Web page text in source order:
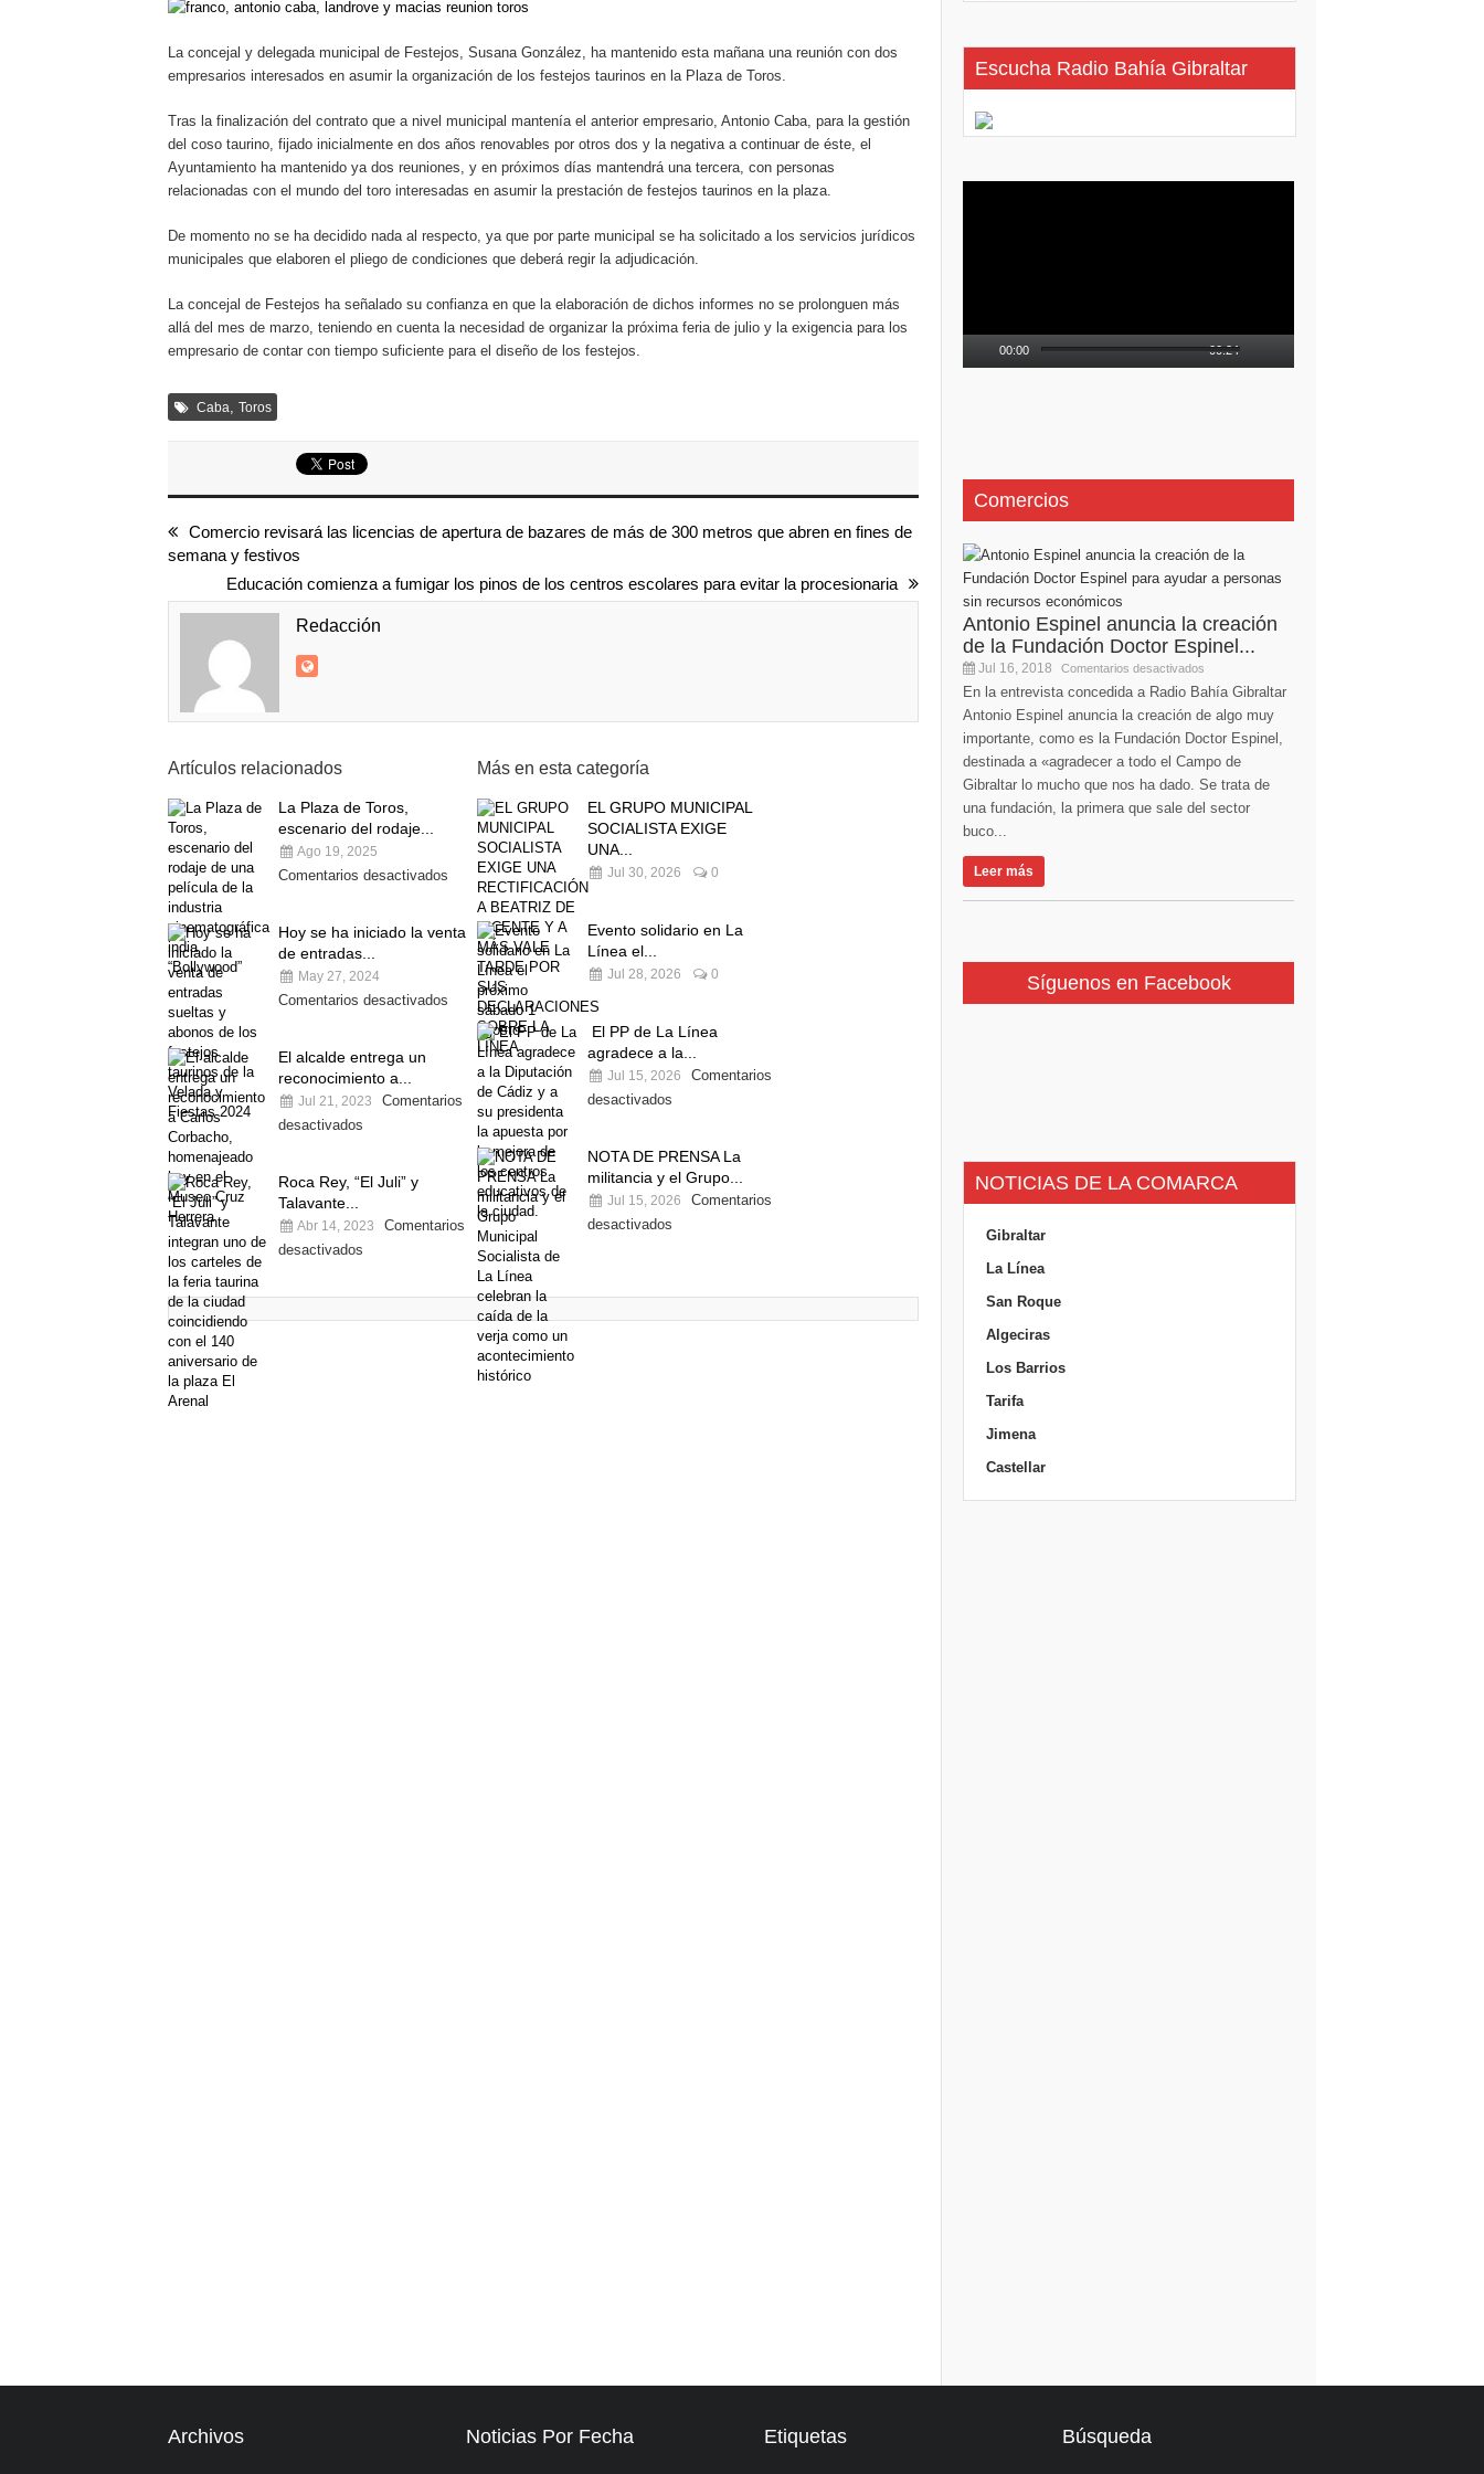
La concejal y delegada municipal de Festejos, Susana González, ha mantenido esta mañana una reunión con dos
empresarios interesados en asumir la organización de los festejos taurinos en la Plaza de Toros.
Tras la finalización del contrato que a nivel municipal mantenía el anterior empresario, Antonio Caba, para la gestión
del coso taurino, fijado inicialmente en dos años renovables por otros dos y la negativa a continuar de éste, el
Ayuntamiento ha mantenido ya dos reuniones, y en próximos días mantendrá una tercera, con personas
relacionadas con el mundo del toro interesadas en asumir la prestación de festejos taurinos en la plaza.
De momento no se ha decidido nada al respecto, ya que por parte municipal se ha solicitado a los servicios jurídicos
municipales que elaboren el pliego de condiciones que deberá regir la adjudicación.
La concejal de Festejos ha señalado su confianza en que la elaboración de dichos informes no se prolonguen más
allá del mes de marzo, teniendo en cuenta la necesidad de organizar la próxima feria de julio y la exigencia para los
empresario de contar con tiempo suficiente para el diseño de los festejos.
Caba, Toros
Comercio revisará las licencias de apertura de bazares de más de 300 metros que abren en fines de
semana y festivos
Educación comienza a fumigar los pinos de los centros escolares para evitar la procesionaria
Redacción
Artículos relacionados
La Plaza de Toros,
escenario del rodaje...
Ago 19, 2025
Comentarios desactivados
Hoy se ha iniciado la venta
de entradas...
May 27, 2024
Comentarios desactivados
El alcalde entrega un
reconocimiento a...
Jul 21, 2023
Comentarios
desactivados
Roca Rey, “El Juli” y
Talavante...
Abr 14, 2023
Comentarios
desactivados
Más en esta categoría
EL GRUPO MUNICIPAL
SOCIALISTA EXIGE
UNA...
Jul 30, 2026 0
Evento solidario en La
Línea el...
Jul 28, 2026 0
El PP de La Línea
agradece a la...
Jul 15, 2026
Comentarios
desactivados
NOTA DE PRENSA La
militancia y el Grupo...
Jul 15, 2026
Comentarios
desactivados
Escucha Radio Bahía Gibraltar
00:00 00:24
Comercios
Antonio Espinel anuncia la creación
de la Fundación Doctor Espinel...
Jul 16, 2018 Comentarios desactivados
En la entrevista concedida a Radio Bahía Gibraltar
Antonio Espinel anuncia la creación de algo muy
importante, como es la Fundación Doctor Espinel,
destinada a «agradecer a todo el Campo de
Gibraltar lo mucho que nos ha dado. Se trata de
una fundación, la primera que sale del sector
buco...
Leer más
Síguenos en Facebook
NOTICIAS DE LA COMARCA
Gibraltar
La Línea
San Roque
Algeciras
Los Barrios
Tarifa
Jimena
Castellar
Archivos Noticias Por Fecha Etiquetas Búsqueda